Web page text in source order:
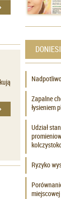
Zapalne
łysieniem
Udział
Ryzyko